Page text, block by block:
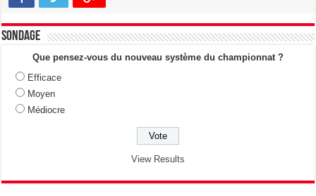
Sondage
Que pensez-vous du nouveau système du championnat ?
Efficace
Moyen
Médiocre
View Results